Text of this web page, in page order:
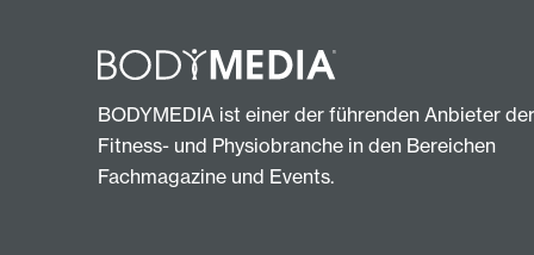
BODYMEDIA ist einer der führenden Anbieter
Fitness- und Physiobranche in den Bereichen
Fachmagazine und Events.